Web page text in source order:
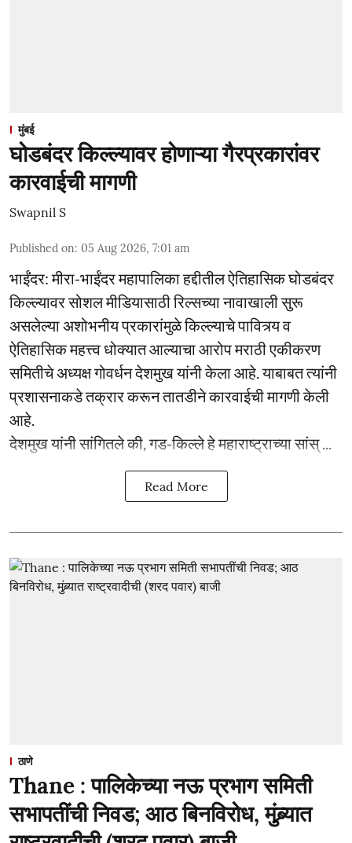
मुंबई
घोडबंदर किल्ल्यावर होणाऱ्या गैरप्रकारांवर
कारवाईची मागणी
Swapnil S
Published on: 05 Aug 2026, 7:01 am
भाईंंदर: मीरा-भाईंदर महापालिका हद्दीतील ऐतिहासिक घोडबंदर
किल्ल्यावर सोशल मीडियासाठी रिल्सच्या नावाखाली सुरू
असलेल्या अशोभनीय प्रकारांमुळे किल्ल्याचे पावित्र्य व
ऐतिहासिक महत्त्व धोक्यात आल्याचा आरोप मराठी एकीकरण
समितीचे अध्यक्ष गोवर्धन देशमुख यांनी केला आहे. याबाबत त्यांनी
प्रशासनाकडे तक्रार करून तातडीने कारवाईची मागणी केली
आहे.
देशमुख यांनी सांगितले की, गड-किल्ले हे महाराष्ट्राच्या सांस् ...
Read More
ठाणे
Thane : पालिकेच्या नऊ प्रभाग समिती
सभापतींची निवड; आठ बिनविरोध, मुंब्र्यात